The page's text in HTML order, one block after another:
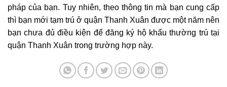
pháp của bạn. Tuy nhiên, theo thông tin mà bạn cung cấp
thì bạn mới tạm trú ở quận Thanh Xuân được một năm nên
bạn chưa đủ điều kiện để đăng ký hộ khẩu thường trú tại
quận Thanh Xuân trong trường hợp này.